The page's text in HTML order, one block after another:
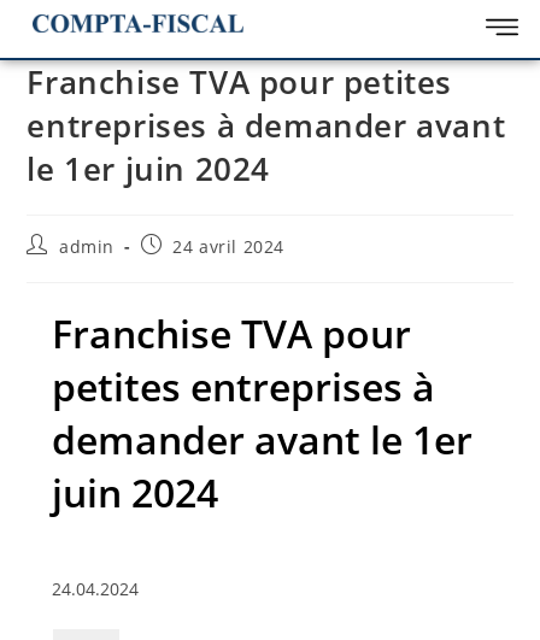
Franchise TVA pour petites
entreprises à demander avant
le 1er juin 2024
admin 24 avril 2024
Franchise TVA pour
petites entreprises à
demander avant le 1er
juin 2024
24.04.2024